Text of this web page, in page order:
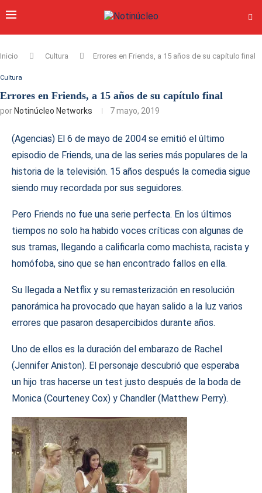
Inicio Cultura Errores en Friends, a 15 años de su capítulo final
Cultura
Errores en Friends, a 15 años de su capítulo final
por Notinúcleo Networks 7 mayo, 2019
(Agencias) El 6 de mayo de 2004 se emitió el último
episodio de Friends, una de las series más populares de la
historia de la televisión. 15 años después la comedia sigue
siendo muy recordada por sus seguidores.
Pero Friends no fue una serie perfecta. En los últimos
tiempos no solo ha habido voces críticas con algunas de
sus tramas, llegando a calificarla como machista, racista y
homófoba, sino que se han encontrado fallos en ella.
Su llegada a Netflix y su remasterización en resolución
panorámica ha provocado que hayan salido a la luz varios
errores que pasaron desapercibidos durante años.
Uno de ellos es la duración del embarazo de Rachel
(Jennifer Aniston). El personaje descubrió que esperaba
un hijo tras hacerse un test justo después de la boda de
Monica (Courteney Cox) y Chandler (Matthew Perry).